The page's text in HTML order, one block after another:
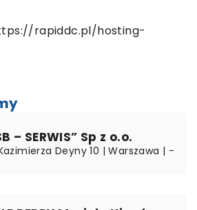
rapiddc.pl/hosting-
– SERWIS” Sp z o.o.
Deyny 10 | Warszawa | -